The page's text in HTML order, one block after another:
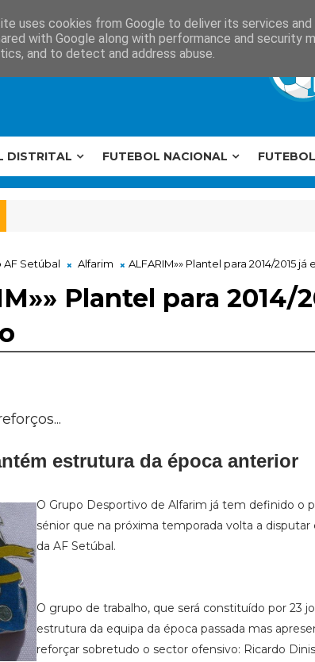
DISTRITAL FUTEBOL NACIONAL
AF Setúbal Alfarim ALFARIM»» Plantel para 2014/2015
Plantel para 2014/
estrutura da época anterior
O Grupo Desportivo de Alfarim já tem definido o
sénior que na próxima temporada volta a disputar
da AF Setúbal.
O grupo de trabalho, que será constituído por 23
estrutura da equipa da época passada mas
reforçar sobretudo o sector ofensivo: Ricardo
uses cookies from Google to deliver its services
with Google along with performance and security
and to detect and address abuse.